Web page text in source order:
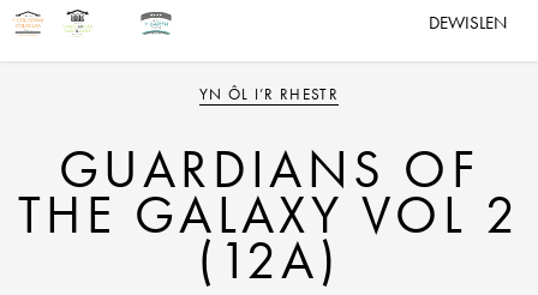
DEWISLEN
YN ÔL I’R RHESTR
GUARDIANS OF
THE GALAXY VOL 2
(12A)